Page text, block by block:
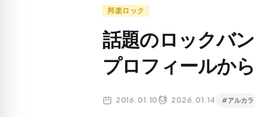
邦楽ロック
話題のロックバ
プロフィールか
2016.01.10 2026.01.14 #アルカラ